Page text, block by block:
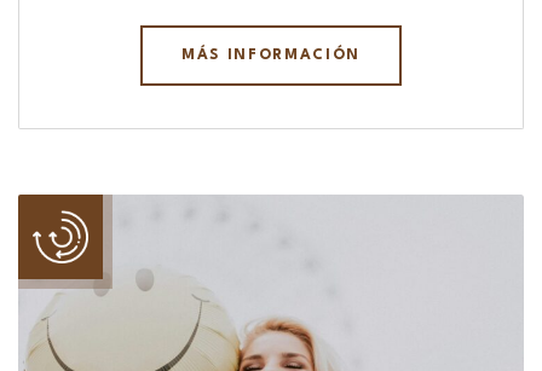
MÁS INFORMACIÓN